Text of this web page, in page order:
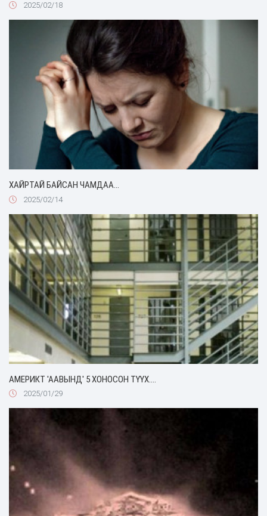
2025/02/18
ХАЙРТАЙ БАЙСАН ЧАМДАА…
2025/02/14
АМЕРИКТ 'ААВЫНД' 5 ХОНОСОН ТҮҮХ....
2025/01/29